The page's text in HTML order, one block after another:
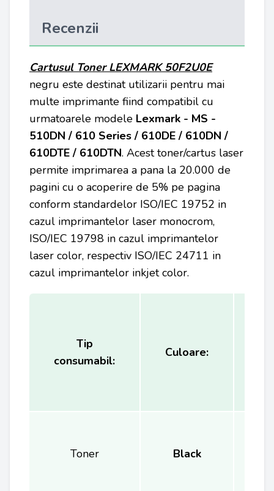
Recenzii
Cartusul Toner LEXMARK 50F2U0E
negru este destinat utilizarii pentru mai
multe imprimante fiind compatibil cu
urmatoarele modele Lexmark - MS -
510DN / 610 Series / 610DE / 610DN /
610DTE / 610DTN. Acest toner/cartus laser
permite imprimarea a pana la 20.000 de
pagini cu o acoperire de 5% pe pagina
conform standardelor ISO/IEC 19752 in
cazul imprimantelor laser monocrom,
ISO/IEC 19798 in cazul imprimantelor
laser color, respectiv ISO/IEC 24711 in
cazul imprimantelor inkjet color.
Tip
consumabil:
Culoare:
Toner Black